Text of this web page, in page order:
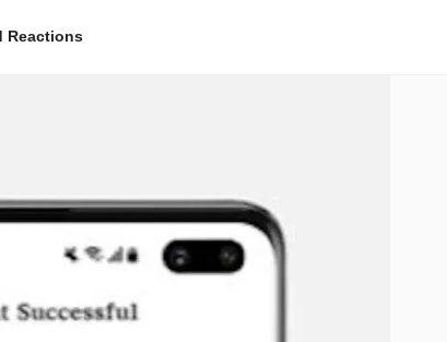
Reactions